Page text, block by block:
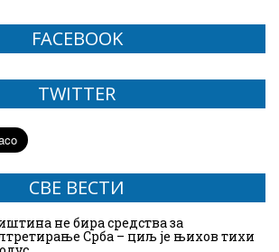
FACEBOOK
TWITTER
СВЕ ВЕСТИ
не бира средства за
Срба – циљ је њихов тихи